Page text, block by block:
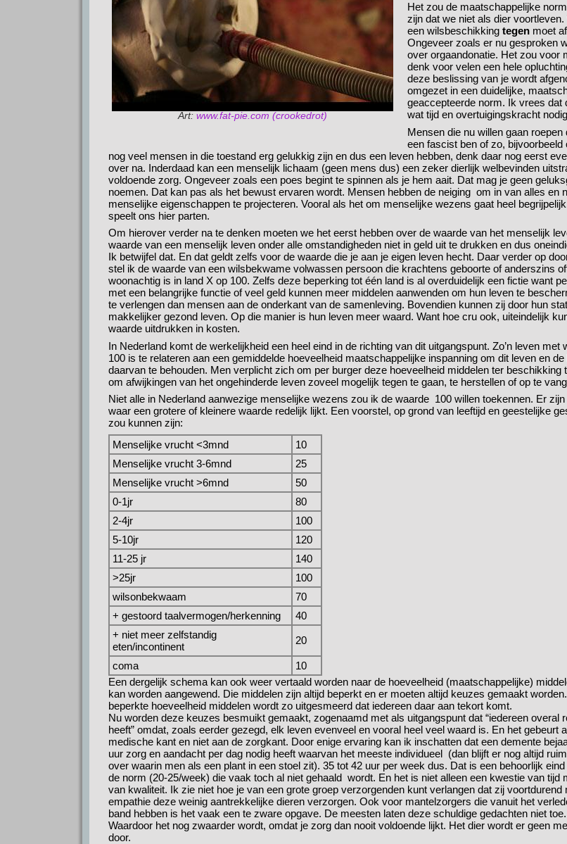
Art: www.fat-pie.com (crookedrot)
Het zou de maatschappelijke
zijn dat we niet als dier voortleven.
een wilsbeschikking tegenmoet
Ongeveer zoals er nu gesproken
over orgaandonatie. Het zou voor
denk voor velen een hele
deze beslissing van je wordt
omgezet in een duidelijke,
geaccepteerde norm. Ik vrees dat
wat tijd en overtuigingskracht
Mensen die nu willen gaan roepen
een fascist ben of zo, bijvoorbeeld
nog veel mensen in die toestand erg gelukkig zijn en dus een leven hebben, denk daar nog eerst
over na. Inderdaad kan een menselijk lichaam (geen mens dus) een zeker dierlijk welbevinden
voldoende zorg. Ongeveer zoals een poes begint te spinnen als je hem aait. Dat mag je geen
noemen. Dat kan pas als het bewust ervaren wordt. Mensen hebben de neiging om in van alles en
menselijke eigenschappen te projecteren. Vooral als het om menselijke wezens gaat heel
speelt ons hier parten.
Om hierover verder na te denken moeten we het eerst hebben over de waarde van het menselijk
waarde van een menselijk leven onder alle omstandigheden niet in geld uit te drukken en dus
Ik betwijfel dat. En dat geldt zelfs voor de waarde die je aan je eigen leven hecht. Daar verder op
stel ik de waarde van een wilsbekwame volwassen persoon die krachtens geboorte of anderszins
woonachtig is in land X op 100. Zelfs deze beperking tot één land is al overduidelijk een fictie want
met een belangrijke functie of veel geld kunnen meer middelen aanwenden om hun leven te
te verlengen dan mensen aan de onderkant van de samenleving. Bovendien kunnen zij door hun
makkelijker gezond leven. Op die manier is hun leven meer waard. Want hoe cru ook, uiteindelijk
waarde uitdrukken in kosten.
In Nederland komt de werkelijkheid een heel eind in de richting van dit uitgangspunt. Zo’n leven met
100 is te relateren aan een gemiddelde hoeveelheid maatschappelijke inspanning om dit leven en de
daarvan te behouden. Men verplicht zich om per burger deze hoeveelheid middelen ter beschikking
om afwijkingen van het ongehinderde leven zoveel mogelijk tegen te gaan, te herstellen of op te
Niet alle in Nederland aanwezige menselijke wezens zou ik de waarde 100 willen toekennen. Er
waar een grotere of kleinere waarde redelijk lijkt. Een voorstel, op grond van leeftijd en geestelijke
zou kunnen zijn:
Menselijke vrucht <3mnd
10
Menselijke vrucht 3-6mnd
25
Menselijke vrucht >6mnd
50
0-1jr
80
2‑4jr
100
5-10jr
120
11-25 jr
140
>25jr
100
wilsonbekwaam
70
+ gestoord taalvermogen/herkenning
40
+ niet meer zelfstandig
eten/incontinent
20
coma
10
Een dergelijk schema kan ook weer vertaald worden naar de hoeveelheid (maatschappelijke)
kan worden aangewend. Die middelen zijn altijd beperkt en er moeten altijd keuzes gemaakt
beperkte hoeveelheid middelen wordt zo uitgesmeerd dat iedereen daar aan tekort komt.
Nu worden deze keuzes besmuikt gemaakt, zogenaamd met als uitgangspunt dat “iedereen overal
heeft” omdat, zoals eerder gezegd, elk leven evenveel en vooral heel veel waard is. En het gebeurt
medische kant en niet aan de zorgkant. Door enige ervaring kan ik inschatten dat een demente
uur zorg en aandacht per dag nodig heeft waarvan het meeste individueel (dan blijft er nog altijd
over waarin men als een plant in een stoel zit). 35 tot 42 uur per week dus. Dat is een behoorlijk
de norm (20-25/week) die vaak toch al niet gehaald wordt. En het is niet alleen een kwestie van tijd
van kwaliteit. Ik zie niet hoe je van een grote groep verzorgenden kunt verlangen dat zij voortdurend
empathie deze weinig aantrekkelijke dieren verzorgen. Ook voor mantelzorgers die vanuit het
band hebben is het vaak een te zware opgave. De meesten laten deze schuldige gedachten niet toe.
Waardoor het nog zwaarder wordt, omdat je zorg dan nooit voldoende lijkt. Het dier wordt er geen
door.